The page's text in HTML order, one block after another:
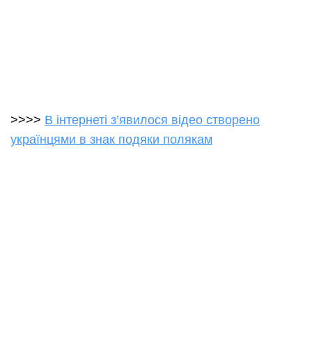
>>>> В інтернеті з’явилося відео створено
українцями в знак подяки полякам